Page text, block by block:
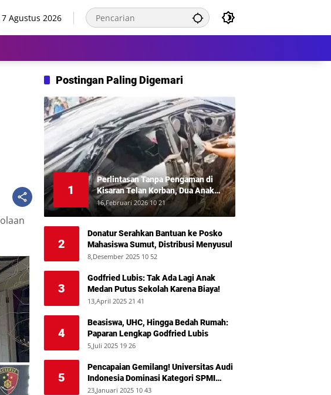
7 Agustus 2026
Postingan Paling Digemari
1
Perlintasan Tanpa Pengaman di
Kisaran Telan Korban, Dua Anak
Meninggal Disambar KA Putri Deli
16,Februari 2026 10 21
2
Donatur Serahkan Bantuan ke Posko
Mahasiswa Sumut, Distribusi Menyusul
8,Desember 2025 10 52
3
Godfried Lubis: Tak Ada Lagi Anak
Medan Putus Sekolah Karena Biaya!
13,April 2025 21 41
4
Beasiswa, UHC, Hingga Bedah Rumah:
Paparan Lengkap Godfried Lubis
5,Juli 2025 19 26
5
Pencapaian Gemilang! Universitas Audi
Indonesia Dominasi Kategori SPMI
Terbaik 2024
23,Januari 2025 10 43